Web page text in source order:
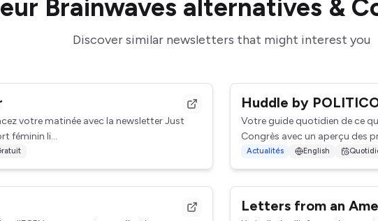
Brainwaves alternatives &
Discover similar newsletters that might interest you
votre matinée avec la newsletter Just
féminin li...
Huddle by
Votre guide quotidien de ce
Congrès avec un aperçu des
Actualités English
Letters from an